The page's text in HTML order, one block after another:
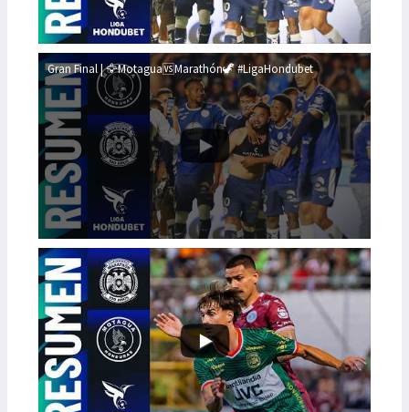
Gran Final | 🦅Motagua🆚Marathón🦖 #LigaHondubet